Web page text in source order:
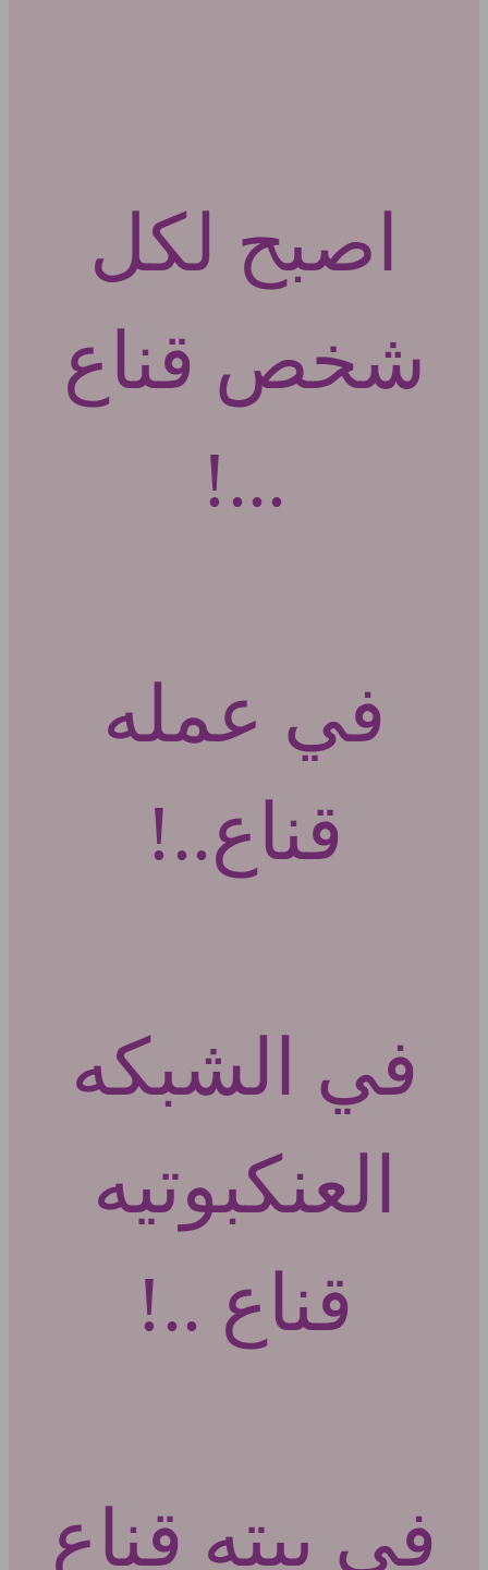
اصبح لكل
شخص قناع
...!
في عمله
قناع..!
في الشبكه
العنكبوتيه
قناع ..!
في بيته قناع